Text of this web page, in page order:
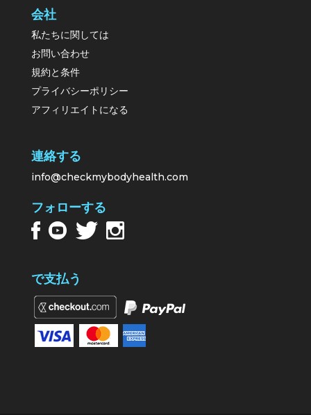
会社
私たちに関しては
お問い合わせ
規約と条件
プライバシーポリシー
アフィリエイトになる
連絡する
info@checkmybodyhealth.com
フォローする
で支払う